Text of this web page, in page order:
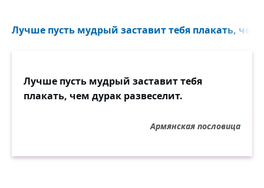
Лучше пусть мудрый заставит тебя плакать, чем
Лучше пусть мудрый заставит тебя
плакать, чем дурак развеселит.
Армянская пословица